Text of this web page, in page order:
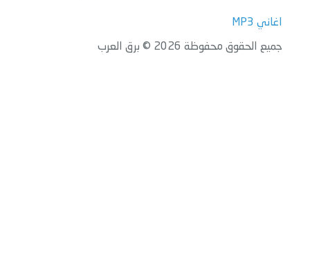
اغاني MP3
جميع الحقوق محفوظة 2026 © برق العرب